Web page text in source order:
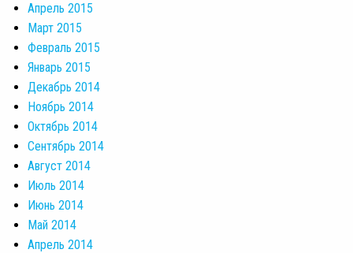
Апрель 2015
Март 2015
Февраль 2015
Январь 2015
Декабрь 2014
Ноябрь 2014
Октябрь 2014
Сентябрь 2014
Август 2014
Июль 2014
Июнь 2014
Май 2014
Апрель 2014